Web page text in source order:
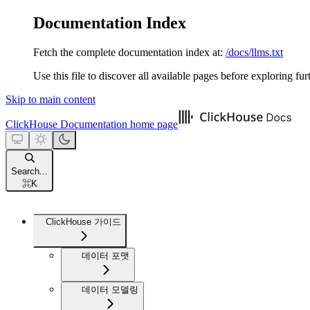
Documentation Index
Fetch the complete documentation index at: /docs/llms.txt
Use this file to discover all available pages before exploring
Skip to main content
ClickHouse Documentation home page
Search...
⌘K
ClickHouse 가이드
데이터 포맷
데이터 모델링